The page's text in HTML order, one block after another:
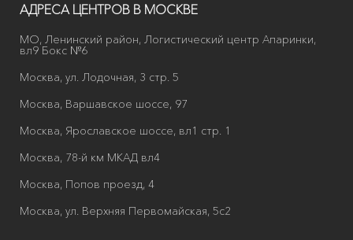
АДРЕСА ЦЕНТРОВ В МОСКВЕ
МО, Ленинский район, Логистический центр Апаринки,
вл9 Бокс №6
Москва, ул. Лодочная, 3 стр. 5
Москва, Варшавское шоссе, 97
Москва, Ярославское шоссе, вл1 стр. 1
Москва, 78-й км МКАД вл4
Москва, Попов проезд, 4
Москва, ул. Верхняя Первомайская, 5с2